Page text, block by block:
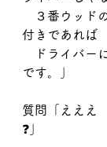
３番ウッド
付きであれば
ドライバー
です。」
質問「えええ
❓」